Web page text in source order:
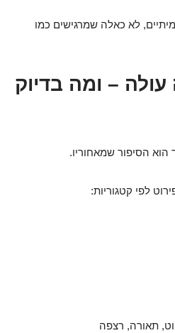
לא כאלה שמרגישים כמו
כמה עולה – ומה בדיוק
הסיפור שמאחוריו.
לפי קטגוריות:
תאורה, רצפה